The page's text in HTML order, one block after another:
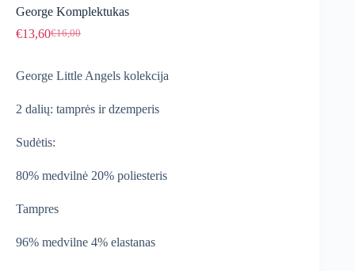
George Komplektukas
€16,00
Original
€16,00.
€13,60Current
€13,60.
George Little Angels kolekcija
2 dalių: tamprės ir dzemperis
Sudėtis:
80% medvilnė 20% poliesteris
Tampres
96% medvilne 4% elastanas